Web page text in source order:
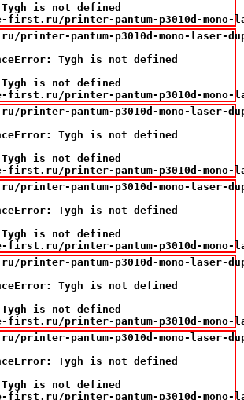
is not defined
first.ru/printer-pantum-p3010d-
pantum-p3010d-mono-laser-
Tygh is not defined
is not defined
first.ru/printer-pantum-p3010d-
pantum-p3010d-mono-laser-
Tygh is not defined
is not defined
first.ru/printer-pantum-p3010d-
pantum-p3010d-mono-laser-
Tygh is not defined
is not defined
first.ru/printer-pantum-p3010d-
pantum-p3010d-mono-laser-
Tygh is not defined
is not defined
first.ru/printer-pantum-p3010d-
pantum-p3010d-mono-laser-
Tygh is not defined
is not defined
first.ru/printer-pantum-p3010d-